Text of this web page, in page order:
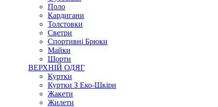
Поло
Кардигани
Толстовки
Светри
Спортивні Брюки
Майки
Шорти
ВЕРХНІЙ ОДЯГ
Куртки
Куртки З Еко-Шкіри
Жакети
Жилети